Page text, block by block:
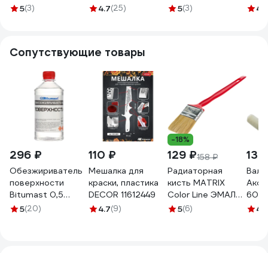
5(3)
PARADE А4
90003187636
4.7(25)
5(3) 4.4
Сопутствующие товары
296 ₽
Обезжириватель
поверхности
Bitumast 0,5
л/0,35 кг
5(20)
110 ₽
Мешалка для
краски, пластика
DECOR 11612449
4.7(9)
-18%
129 ₽158 ₽
Радиаторная
кисть MATRIX
Color Line ЭМАЛИ
50х12 мм 83358
5(6)
60
4.8